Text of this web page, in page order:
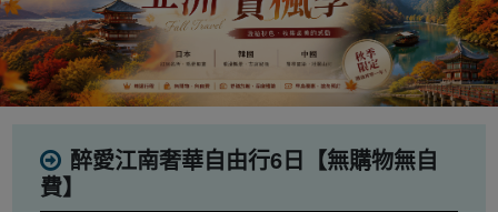
醉愛江南奢華自由行6日【無購物無自
費】